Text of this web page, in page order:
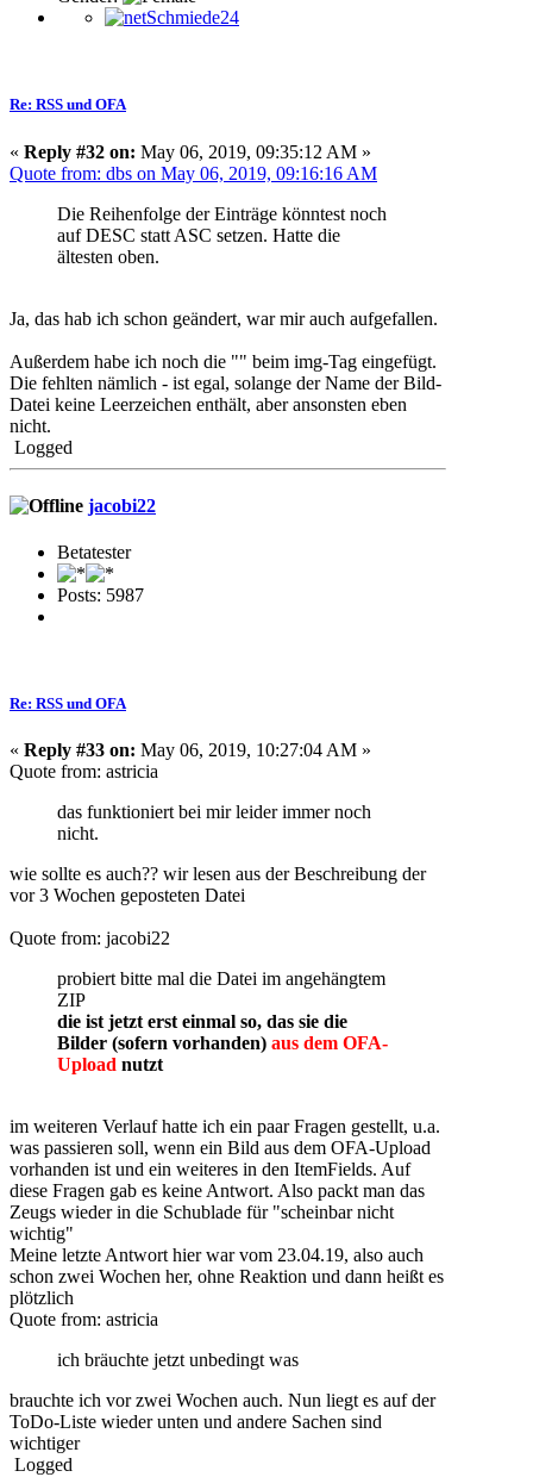
Re: RSS und OFA
« Reply #32 on: May 06, 2019, 09:35:12 AM »
Quote from: dbs on May 06, 2019, 09:16:16 AM
Die Reihenfolge der Einträge könntest noch
auf DESC statt ASC setzen. Hatte die
ältesten oben.
Ja, das hab ich schon geändert, war mir auch aufgefallen.
Außerdem habe ich noch die "" beim img-Tag eingefügt.
Die fehlten nämlich - ist egal, solange der Name der Bild-
Datei keine Leerzeichen enthält, aber ansonsten eben
nicht.
Logged
jacobi22
Betatester
Posts: 5987
Re: RSS und OFA
« Reply #33 on: May 06, 2019, 10:27:04 AM »
Quote from: astricia
das funktioniert bei mir leider immer noch
nicht.
wie sollte es auch?? wir lesen aus der Beschreibung der
vor 3 Wochen geposteten Datei
Quote from: jacobi22
probiert bitte mal die Datei im angehängtem
ZIP
die ist jetzt erst einmal so, das sie die
Bilder (sofern vorhanden) aus dem OFA-
Upload nutzt
im weiteren Verlauf hatte ich ein paar Fragen gestellt, u.a.
was passieren soll, wenn ein Bild aus dem OFA-Upload
vorhanden ist und ein weiteres in den ItemFields. Auf
diese Fragen gab es keine Antwort. Also packt man das
Zeugs wieder in die Schublade für "scheinbar nicht
wichtig"
Meine letzte Antwort hier war vom 23.04.19, also auch
schon zwei Wochen her, ohne Reaktion und dann heißt es
plötzlich
Quote from: astricia
ich bräuchte jetzt unbedingt was
brauchte ich vor zwei Wochen auch. Nun liegt es auf der
ToDo-Liste wieder unten und andere Sachen sind
wichtiger
Logged